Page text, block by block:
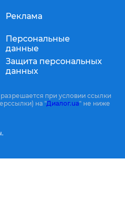
Реклама
Персональные
данные
Защита персональных
данных
при условии ссылки
на "Диалог.ua" не ниже